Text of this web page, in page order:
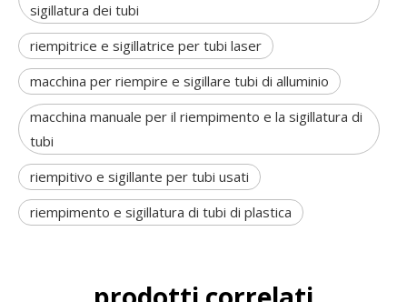
sigillatura dei tubi
riempitrice e sigillatrice per tubi laser
macchina per riempire e sigillare tubi di alluminio
macchina manuale per il riempimento e la sigillatura di
tubi
riempitivo e sigillante per tubi usati
riempimento e sigillatura di tubi di plastica